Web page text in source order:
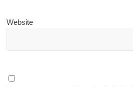
Website